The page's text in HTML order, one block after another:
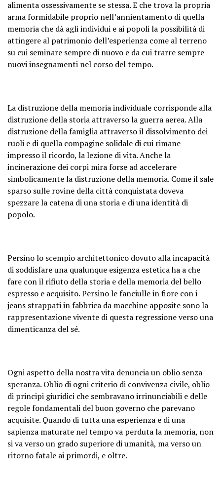
alimenta ossessivamente se stessa. E che trova la propria
arma formidabile proprio nell’annientamento di quella
memoria che dà agli individui e ai popoli la possibilità di
attingere al patrimonio dell’esperienza come al terreno
su cui seminare sempre di nuovo e da cui trarre sempre
nuovi insegnamenti nel corso del tempo.
La distruzione della memoria individuale corrisponde alla
distruzione della storia attraverso la guerra aerea. Alla
distruzione della famiglia attraverso il dissolvimento dei
ruoli e di quella compagine solidale di cui rimane
impresso il ricordo, la lezione di vita. Anche la
incinerazione dei corpi mira forse ad accelerare
simbolicamente la distruzione della memoria. Come il sale
sparso sulle rovine della città conquistata doveva
spezzare la catena di una storia e di una identità di
popolo.
Persino lo scempio architettonico dovuto alla incapacità
di soddisfare una qualunque esigenza estetica ha a che
fare con il rifiuto della storia e della memoria del bello
espresso e acquisito. Persino le fanciulle in fiore con i
jeans strappati in fabbrica da macchine apposite sono la
rappresentazione vivente di questa regressione verso una
dimenticanza del sé.
Ogni aspetto della nostra vita denuncia un oblio senza
speranza. Oblio di ogni criterio di convivenza civile, oblio
di principi giuridici che sembravano irrinunciabili e delle
regole fondamentali del buon governo che parevano
acquisite. Quando di tutta una esperienza e di una
sapienza maturate nel tempo va perduta la memoria, non
si va verso un grado superiore di umanità, ma verso un
ritorno fatale ai primordi, e oltre.